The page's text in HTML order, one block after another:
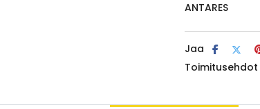
ANTARES
Jaa
Toimitusehdot